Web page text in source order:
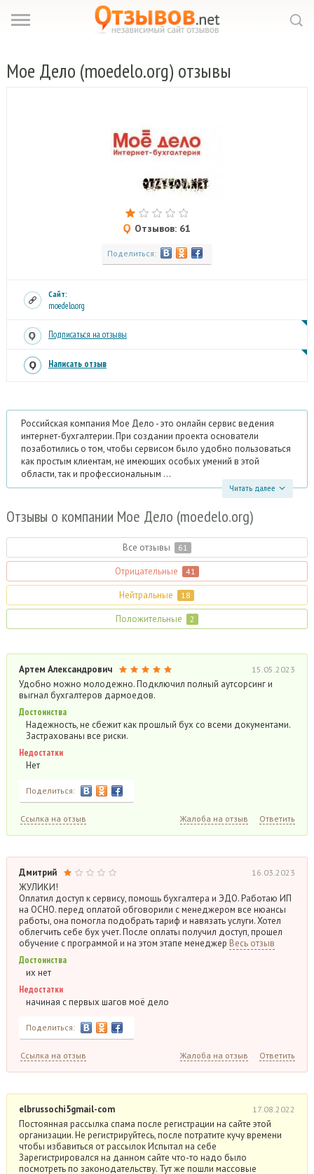
Мое Дело (moedelo.org) отзывы
Отзывов: 61
Поделиться:
Сайт:
moedelo.org
Подписаться на отзывы
Написать отзыв
Российская компания Мое Дело - это онлайн сервис ведения
интернет-бухгалтерии. При создании проекта основатели
позаботились о том, чтобы сервисом было удобно пользоваться
как простым клиентам, не имеющих особых умений в этой
области, так и профессиональным ...
Читать далее
Отзывы о компании Мое Дело (moedelo.org)
Все отзывы 61
Отрицательные 41
Нейтральные 18
Положительные 2
Артем Александрович 15.05.2023
Удобно можно молодежно. Подключил полный аутсорсинг и
выгнал бухгалтеров дармоедов.
Достоинства
Надежность, не сбежит как прошлый бух со всеми документами.
Застрахованы все риски.
Недостатки
Нет
Поделиться:
Ссылка на отзыв Жалоба на отзыв Ответить
Дмитрий 16.03.2023
ЖУЛИКИ!
Оплатил доступ к сервису, помощь бухгалтера и ЭДО. Работаю ИП
на ОСНО. перед оплатой обговорили с менеджером все нюансы
работы, она помогла подобрать тариф и навязать услуги. Хотел
облегчить себе бух учет. После оплаты получил доступ, прошел
обучение с программой и на этом этапе менеджер Весь отзыв
Достоинства
их нет
Недостатки
начиная с первых шагов моё дело
Поделиться:
Ссылка на отзыв Жалоба на отзыв Ответить
elbrussochi5gmail-com 17.08.2022
Постоянная рассылка спама после регистрации на сайте этой
организации. Не регистрируйтесь, после потратите кучу времени
чтобы избавиться от рассылок Испытал на себе
Зарегистрировался на данном сайте что-то надо было
посмотреть по законодательству. Тут же пошли массовые